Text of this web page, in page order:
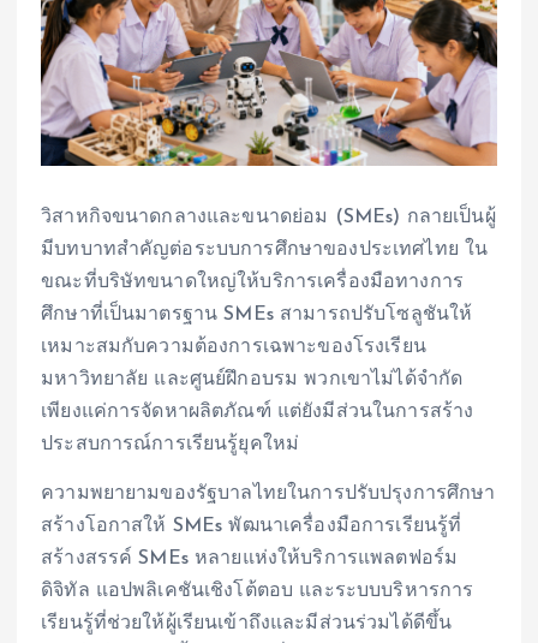
วิสาหกิจขนาดกลางและขนาดย่อม (SMEs) กลายเป็นผู้
มีบทบาทสำคัญต่อระบบการศึกษาของประเทศไทย ใน
ขณะที่บริษัทขนาดใหญ่ให้บริการเครื่องมือทางการ
ศึกษาที่เป็นมาตรฐาน SMEs สามารถปรับโซลูชันให้
เหมาะสมกับความต้องการเฉพาะของโรงเรียน
มหาวิทยาลัย และศูนย์ฝึกอบรม พวกเขาไม่ได้จำกัด
เพียงแค่การจัดหาผลิตภัณฑ์ แต่ยังมีส่วนในการสร้าง
ประสบการณ์การเรียนรู้ยุคใหม่
ความพยายามของรัฐบาลไทยในการปรับปรุงการศึกษา
สร้างโอกาสให้ SMEs พัฒนาเครื่องมือการเรียนรู้ที่
สร้างสรรค์ SMEs หลายแห่งให้บริการแพลตฟอร์ม
ดิจิทัล แอปพลิเคชันเชิงโต้ตอบ และระบบบริหารการ
เรียนรู้ที่ช่วยให้ผู้เรียนเข้าถึงและมีส่วนร่วมได้ดีขึ้น